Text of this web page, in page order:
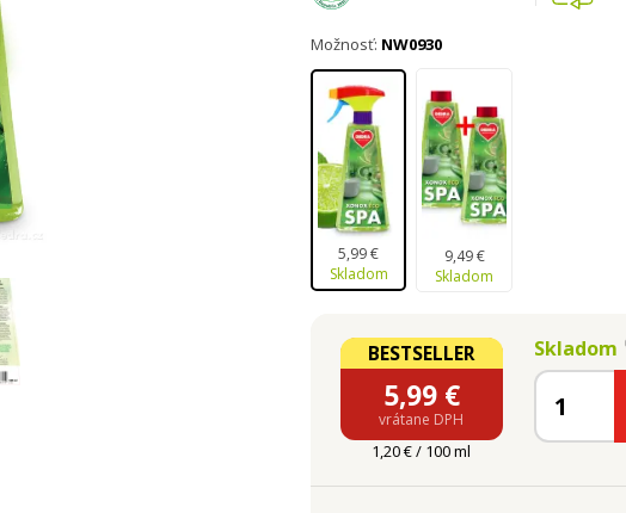
Možnosť: NW0930
5,99 €
Skladom
9,49 €
Skladom
BESTSELLER
5,99 €
vrátane DPH
1,20 € / 100 ml
Skladom